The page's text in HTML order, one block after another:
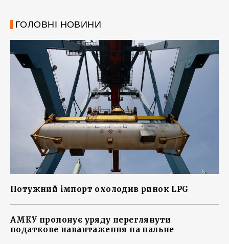
ГОЛОВНІ НОВИНИ
Потужний імпорт охолодив ринок LPG
АМКУ пропонує уряду переглянути
податкове навантаження на пальне